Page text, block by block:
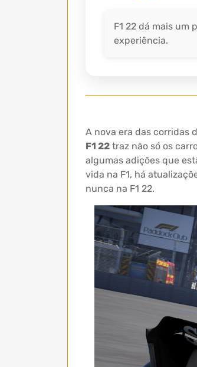
F1 22 dá mais um
experiência.
A nova era das corridas
F1 22 traz não só os
algumas adições que
vida na F1, há
nunca na F1 22.